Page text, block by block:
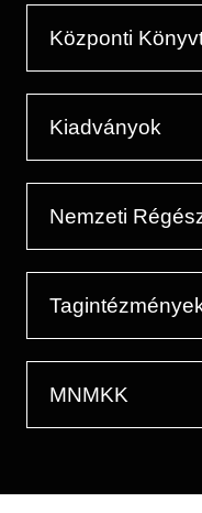
Központi
Kiadványok
Nemzeti
MNMKK